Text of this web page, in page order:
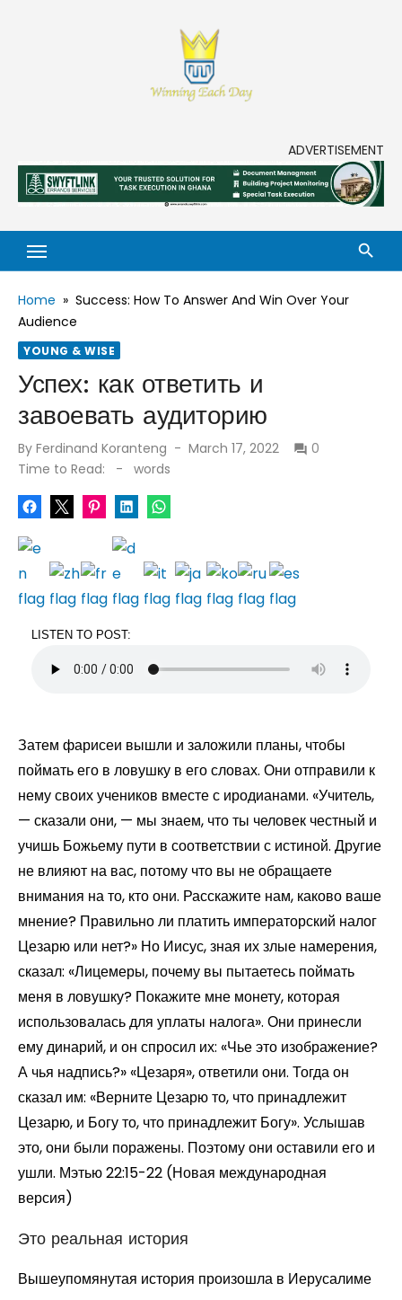
ADVERTISEMENT
Home » Success: How To Answer And Win Over Your
Audience
YOUNG & WISE
Успех: как ответить и
завоевать аудиторию
By Ferdinand Koranteng
Posted
March 17, 2022
0
Time to Read:
- words
LISTEN TO POST:
Затем фарисеи вышли и заложили планы, чтобы
поймать его в ловушку в его словах. Они отправили к
нему своих учеников вместе с иродианами. «Учитель,
— сказали они, — мы знаем, что ты человек честный и
учишь Божьему пути в соответствии с истиной. Другие
не влияют на вас, потому что вы не обращаете
внимания на то, кто они. Расскажите нам, каково ваше
мнение? Правильно ли платить императорский налог
Цезарю или нет?» Но Иисус, зная их злые намерения,
сказал: «Лицемеры, почему вы пытаетесь поймать
меня в ловушку? Покажите мне монету, которая
использовалась для уплаты налога». Они принесли
ему динарий, и он спросил их: «Чье это изображение?
А чья надпись?» «Цезаря», ответили они. Тогда он
сказал им: «Верните Цезарю то, что принадлежит
Цезарю, и Богу то, что принадлежит Богу». Услышав
это, они были поражены. Поэтому они оставили его и
ушли. Мэтью 22:15-22 (Новая международная
версия)
Это реальная история
Вышеупомянутая история произошла в Иерусалиме